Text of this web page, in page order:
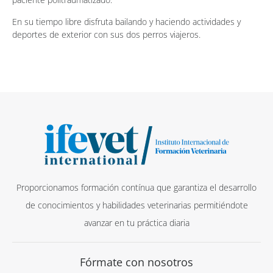
En su tiempo libre disfruta bailando y haciendo actividades y
deportes de exterior con sus dos perros viajeros.
Proporcionamos formación contínua que garantiza el desarrollo
de conocimientos y habilidades veterinarias permitiéndote
avanzar en tu práctica diaria
Fórmate con nosotros